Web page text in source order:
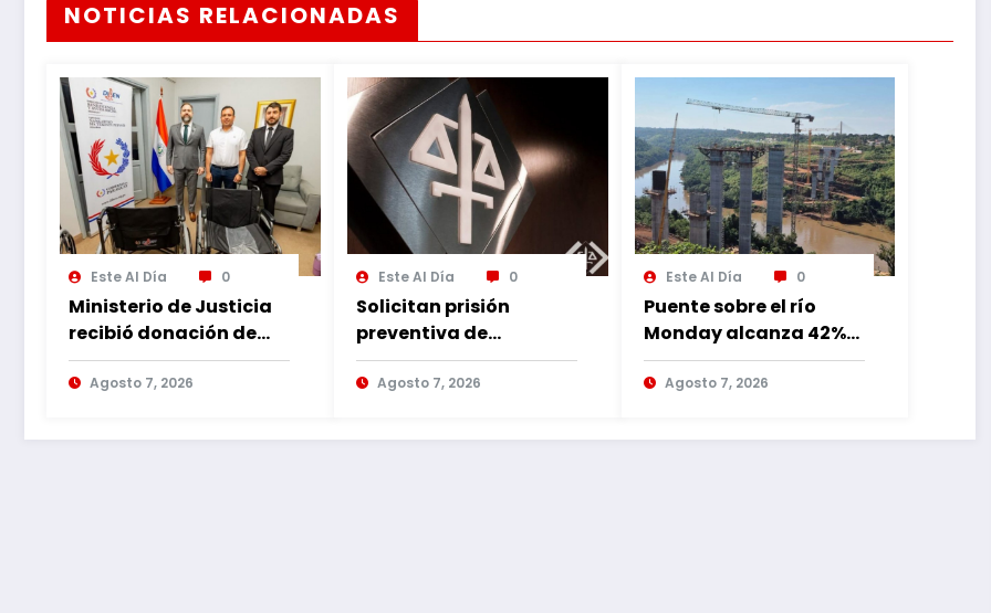
NOTICIAS RELACIONADAS
Este Al Día 0
Ministerio de Justicia
recibió donación de
sillas de ruedas para
internos vulnerables
Agosto 7, 2026
Este Al Día 0
Solicitan prisión
preventiva de
imputado por
violencia familia
Agosto 7, 2026
Este Al Día 0
Puente sobre el río
Monday alcanza 42%
de avance con
trabajos continuos
Agosto 7, 2026